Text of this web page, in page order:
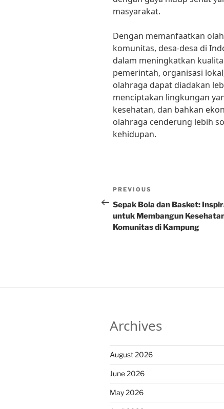
masyarakat.
Dengan memanfaatkan
komunitas, desa-desa di
dalam meningkatkan
pemerintah, organisasi
olahraga dapat diadakan
menciptakan lingkungan
kesehatan, dan bahkan
olahraga cenderung lebih
kehidupan.
Post
navigation
Previous
Post
PREVIOUS
Sepak Bola dan Basket:
untuk Membangun
Komunitas di Kampung
Archives
August 2026
June 2026
May 2026